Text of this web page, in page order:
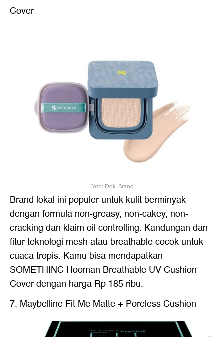
Cover
Foto: Dok. Brand
Brand lokal ini populer untuk kulit berminyak
dengan formula non-greasy, non-cakey, non-
cracking dan klaim oil controlling. Kandungan dan
fitur teknologi mesh atau breathable cocok untuk
cuaca tropis. Kamu bisa mendapatkan
SOMETHINC Hooman Breathable UV Cushion
Cover dengan harga Rp 185 ribu.
7. Maybelline Fit Me Matte + Poreless Cushion